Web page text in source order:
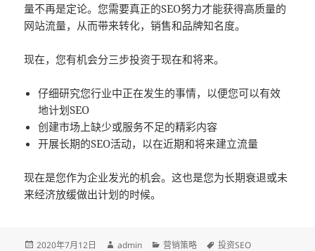
量不再是定论。您需要真正的SEO努力才能获得高质量的
网站流量，从而带来转化，销售和品牌知名度。
现在，您有机会分三步投资于现在和将来。
仔细研究您行业中正在发生的事情，以便您可以有效
地计划SEO
创建市场上缺少或服务不足的精彩内容
开展长期的SEO活动，以在近期和将来建立流量
现在是您作为企业发光的机会。这也是您为长期衰退或未
来经济放缓做出计划的时候。
发
2020年7月12日 作
admin 分
营销策略 标
投资SEO